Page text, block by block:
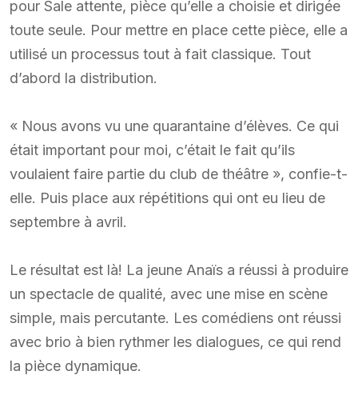
pour Sale attente, pièce qu’elle a choisie et dirigée
toute seule. Pour mettre en place cette pièce, elle a
utilisé un processus tout à fait classique. Tout
d’abord la distribution.
« Nous avons vu une quarantaine d’élèves. Ce qui
était important pour moi, c’était le fait qu’ils
voulaient faire partie du club de théâtre », confie-t-
elle. Puis place aux répétitions qui ont eu lieu de
septembre à avril.
Le résultat est là! La jeune Anaïs a réussi à produire
un spectacle de qualité, avec une mise en scène
simple, mais percutante. Les comédiens ont réussi
avec brio à bien rythmer les dialogues, ce qui rend
la pièce dynamique.